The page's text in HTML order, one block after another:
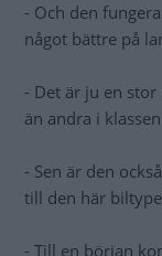
- Och den
något bättre på
- Det är ju en
än andra i
- Sen är den
till den här
- Till en början